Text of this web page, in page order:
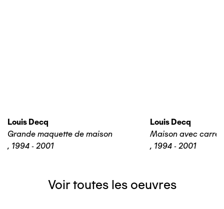
Louis Decq
Grande maquette de maison
, 1994 - 2001
Louis Decq
Maison avec
, 1994 - 2001
Voir toutes les oeuvres